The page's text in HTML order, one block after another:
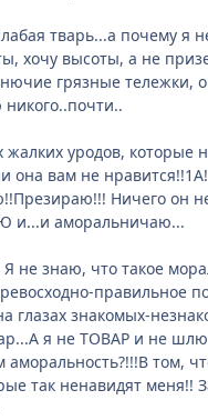
тварь...а почему
хочу высоты, а не
грязные тележки,
никого..почти..
жалких уродов,
она вам не
Ничего он
и...и аморальничаю...
не знаю, что такое
правильное
глазах знакомых-
я не ТОВАР и не
том,
так ненавидят меня!!